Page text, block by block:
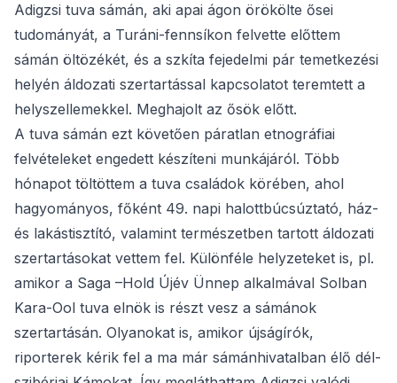
Adigzsi tuva sámán, aki apai ágon örökölte ősei
tudományát, a Turáni-fennsíkon felvette előttem
sámán öltözékét, és a szkíta fejedelmi pár temetkezési
helyén áldozati szertartással kapcsolatot teremtett a
helyszellemekkel. Meghajolt az ősök előtt.
A tuva sámán ezt követően páratlan etnográfiai
felvételeket engedett készíteni munkájáról. Több
hónapot töltöttem a tuva családok körében, ahol
hagyományos, főként 49. napi halottbúcsúztató, ház-
és lakástisztító, valamint természetben tartott áldozati
szertartásokat vettem fel. Különféle helyzeteket is, pl.
amikor a Saga –Hold Újév Ünnep alkalmával Solban
Kara-Ool tuva elnök is részt vesz a sámánok
szertartásán. Olyanokat is, amikor újságírók,
riporterek kérik fel a ma már sámánhivatalban élő dél-